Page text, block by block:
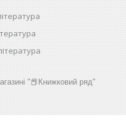
"📕Книжковий ряд"